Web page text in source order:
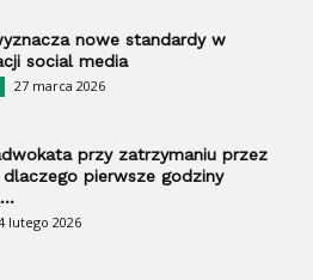
nowe standardy w
social media
27 marca 2026
przy zatrzymaniu przez
pierwsze godziny
lutego 2026